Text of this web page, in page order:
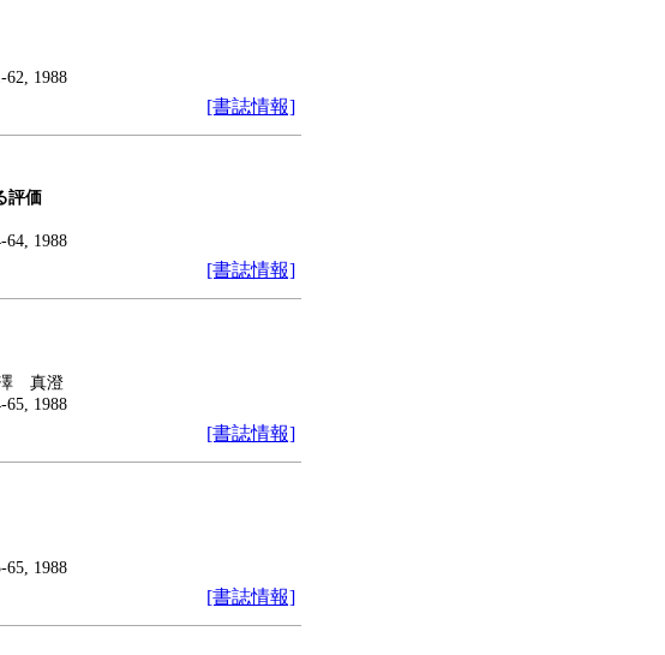
1988
[書誌情報]
評価
1988
[書誌情報]
真澄
1988
[書誌情報]
1988
[書誌情報]